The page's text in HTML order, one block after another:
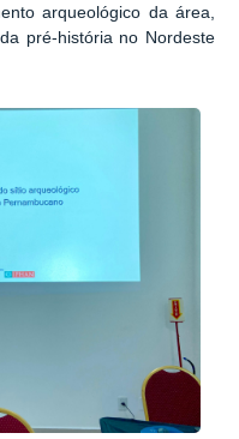
arqueológico da área,
pré-história no Nordeste